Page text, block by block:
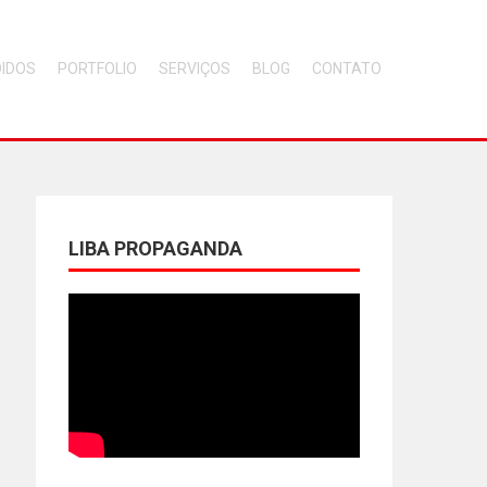
PORTFOLIO SERVIÇOS BLOG CONTATO
LIBA PROPAGANDA